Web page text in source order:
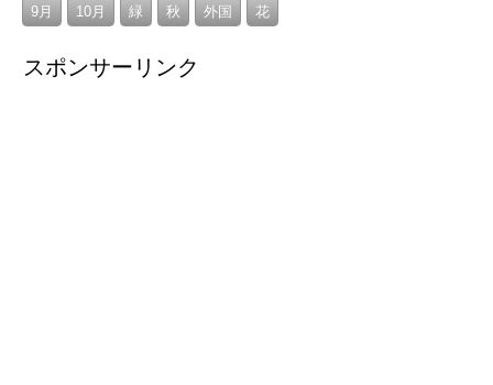
9月 10月 緑 秋 外国 花
スポンサーリンク